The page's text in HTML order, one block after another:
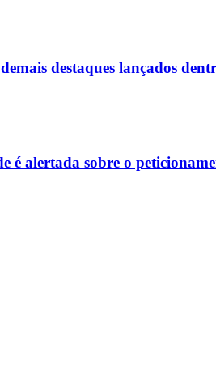
destaques lançados
é alertada sobre o